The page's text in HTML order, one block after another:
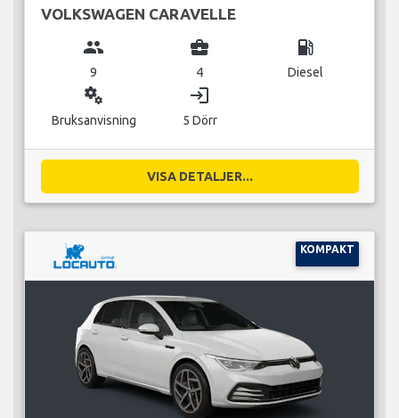
VOLKSWAGEN CARAVELLE
group
9
business_center
4
local_gas_station
Diesel
miscellaneous_services
Bruksanvisning
login
5 Dörr
VISA DETALJER...
KOMPAKT